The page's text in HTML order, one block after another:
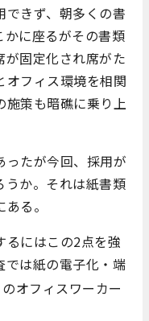
できず、朝多くの書
かに座るがその書類
が固定化され席がた
オフィス環境を相関
施策も暗礁に乗り上
ったが今回、採用が
うか。それは紙書類
る。
るにはこの2点を強
では紙の電子化・端
のオフィスワーカー